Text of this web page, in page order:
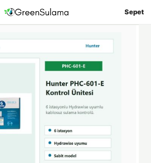
Sepet